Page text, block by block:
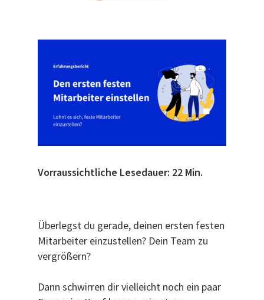
Vorraussichtliche Lesedauer: 22 Min.
Überlegst du gerade, deinen ersten festen
Mitarbeiter einzustellen? Dein Team zu
vergrößern?
Dann schwirren dir vielleicht noch ein paar